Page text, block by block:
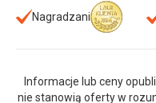
Nagradzani
Informacje lub ceny
nie stanowią oferty w